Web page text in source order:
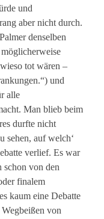
und
aber nicht durch.
denselben
tot wären –
und
alle
Man blieb beim
durfte nicht
sehen, auf welch‘
verlief. Es war
schon von den
finalem
kaum eine Debatte
von